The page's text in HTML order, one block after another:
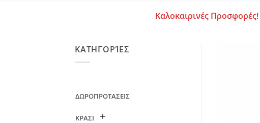
Καλοκαιρινές Προσφορές!
ΚΑΤΗΓΟΡΊΕΣ
ΔΩΡΟΠΡΟΤΑΣΕΙΣ
ΚΡΑΣΙ